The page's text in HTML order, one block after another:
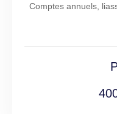
Comptes annuels,